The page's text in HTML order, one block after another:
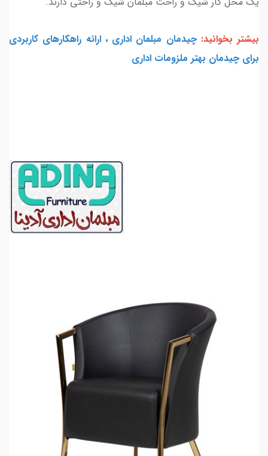
بیشتر بخوانید: چیدمان مبلمان اداری ، ارائه راهکارهای کاربردی
برای چیدمان بهتر ملزومات اداری